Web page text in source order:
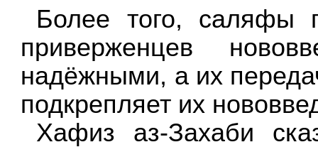
Более того, саляфы
приверженцев
надёжными, а их
подкрепляет их
Хафиз аз-Захаби